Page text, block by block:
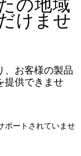
けませ
、お客様の製品
提供できませ
ポートされていませ